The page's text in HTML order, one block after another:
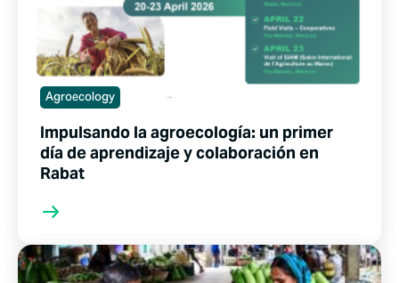
Agroecology
Impulsando la agroecología: un primer
día de aprendizaje y colaboración en
Rabat